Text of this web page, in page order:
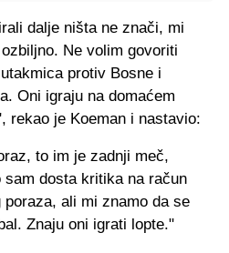
dalje ništa ne znači, mi
Ne volim govoriti
protiv Bosne i
Oni igraju na domaćem
rekao je Koeman i nastavio:
to im je zadnji meč,
dosta kritika na račun
ali mi znamo da se
Znaju oni igrati lopte."